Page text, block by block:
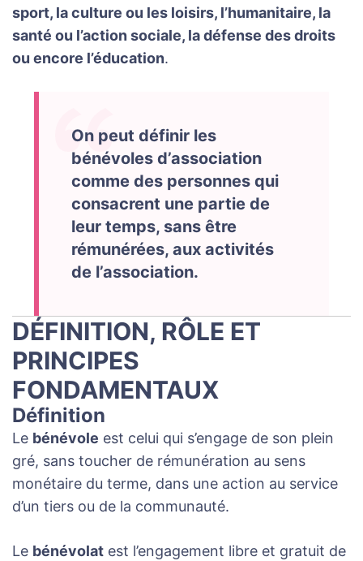
sport, la culture ou les loisirs, l’humanitaire, la
santé ou l’action sociale, la défense des droits
ou encore l’éducation.
On peut définir les
bénévoles d’association
comme des personnes qui
consacrent une partie de
leur temps, sans être
rémunérées, aux activités
de l’association.
DÉFINITION, RÔLE ET
PRINCIPES
FONDAMENTAUX
Définition
Le bénévole est celui qui s’engage de son plein
gré, sans toucher de rémunération au sens
monétaire du terme, dans une action au service
d’un tiers ou de la communauté.
Le bénévolat est l’engagement libre et gratuit de